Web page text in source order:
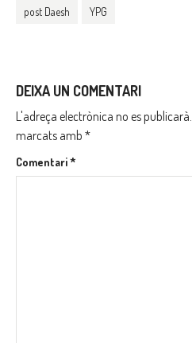
post Daesh YPG
DEIXA UN COMENTARI
L'adreça electrònica no es publicarà.
marcats amb *
Comentari*